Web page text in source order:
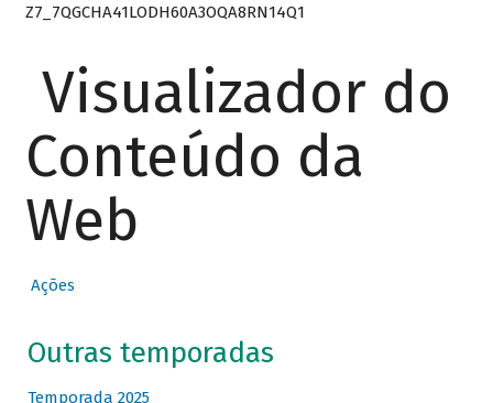
Z7_7QGCHA41LODH60A3OQA8RN14Q1
Visualizador do
Conteúdo da
Web
Ações
Outras temporadas
Temporada 2025